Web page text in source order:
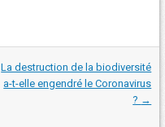
La destruction de la biodiversité
a-t-elle engendré le Coronavirus
? →